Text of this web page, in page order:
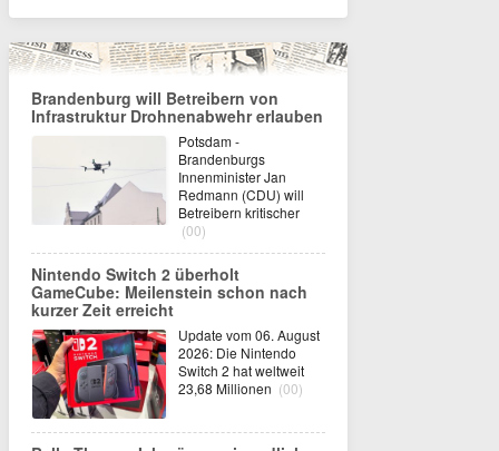
Brandenburg will Betreibern von
Infrastruktur Drohnenabwehr erlauben
Potsdam -
Brandenburgs
Innenminister Jan
Redmann (CDU) will
Betreibern kritischer
(00)
Nintendo Switch 2 überholt
GameCube: Meilenstein schon nach
kurzer Zeit erreicht
Update vom 06. August
2026: Die Nintendo
Switch 2 hat weltweit
23,68 Millionen (00)